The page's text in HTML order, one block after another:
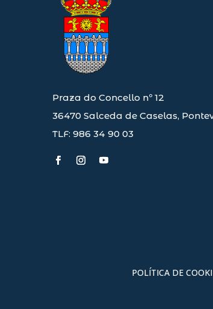
Praza do Concello nº 12
36470 Salceda de Caselas,
TLF: 986 34 90 03
POLÍTICA DE